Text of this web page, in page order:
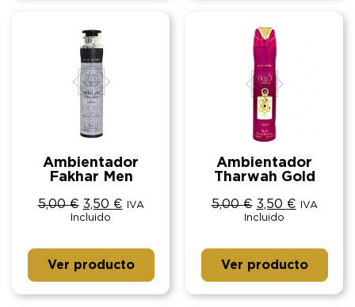
Ambientador
Fakhar Men
5,00€ 3,50 €
IVA
Incluido
Ver producto
Ambientador
Tharwah Gold
5,00€ 3,50 €
IVA
Incluido
Ver producto